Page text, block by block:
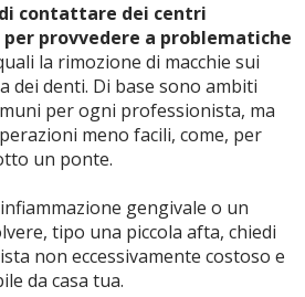
contattare dei centri
provvedere a problematiche
la rimozione di macchie sui
dei denti. Di base sono ambiti
per ogni professionista, ma
meno facili, come, per
un ponte.
gengivale o un
tipo una piccola afta, chiedi
non eccessivamente costoso e
da casa tua.